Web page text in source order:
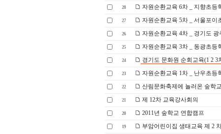
28 자원순환교육 6차 _ 지향초등
27 자원순환교육 5차 _ 서울포이
26 자원순환교육 4차 _ 경기도
25 자원순환교육 3차 _ 동광초등
24 경기도 문화원 순회교육(1 2 3
23 자원순환교육 1차 _ 난우초등
22 산림문화축제에 놀러온 숲학
21 제 12차 교육강사회의
20 2011년 숲학교 연합캠프
19 부암어린이집 생태교육 제 2